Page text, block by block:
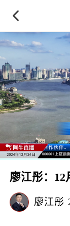
廖江彤：12
廖江彤